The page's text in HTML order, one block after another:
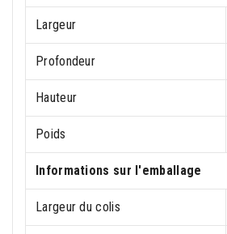
Largeur
Profondeur
Hauteur
Poids
Informations sur l'emballage
Largeur du colis